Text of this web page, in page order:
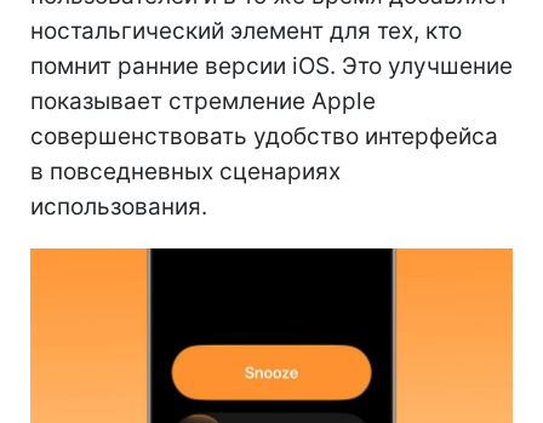
ностальгический элемент для тех, кто
помнит ранние версии iOS. Это улучшение
показывает стремление Apple
совершенствовать удобство интерфейса
в повседневных сценариях
использования.